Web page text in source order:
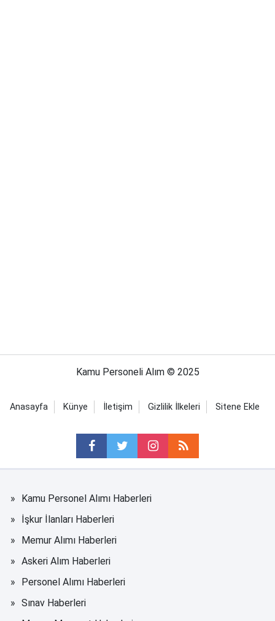
Kamu Personeli Alım © 2025
Anasayfa Künye İletişim Gizlilik İlkeleri Sitene Ekle
Kamu Personel Alımı Haberleri
İşkur İlanları Haberleri
Memur Alımı Haberleri
Askeri Alım Haberleri
Personel Alımı Haberleri
Sınav Haberleri